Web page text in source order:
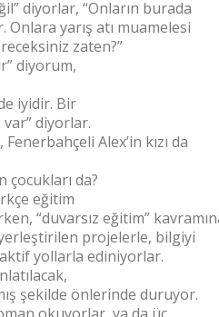
diyorlar, “Onların burada
Onlara yarış atı muamelesi
zaten?”
diyorum,
iyidir. Bir
var” diyorlar.
Alex’in kızı da
çocukları da?
eğitim
“duvarsız eğitim”
projelerle, bilgiyi
yollarla ediniyorlar.
şekilde önlerinde duruyor.